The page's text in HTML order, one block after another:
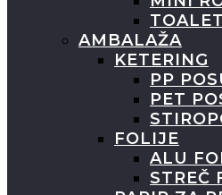
AMBALAŽA
KETERING
PP
PET
FOLIJE
ALU
STREČ